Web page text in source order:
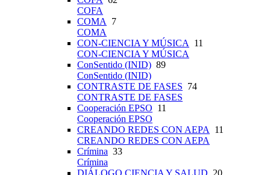
COFA
COMA
7
COMA
CON-CIENCIA Y MÚSICA
11
CON-CIENCIA Y MÚSICA
ConSentido (INID) 89
ConSentido (INID)
CONTRASTE DE FASES 74
CONTRASTE DE FASES
Cooperación EPSO 11
Cooperación EPSO
CREANDO REDES CON AEPA
11
CREANDO REDES CON AEPA
Crímina 33
Crímina